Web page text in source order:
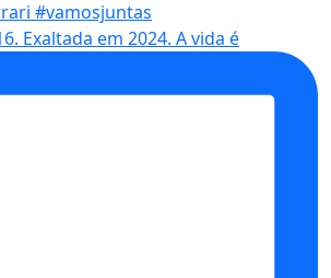
Exaltada em 2024. A vida é